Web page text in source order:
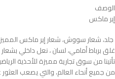
الوصف
إير ماكس
جلد، شعار سووش، شعار إير ماكس
غلق برباط أمامي، لسان ، نعل داخلي
تأتينا من سوق تجارية مميزة للأحذية
من جميع أنحاء العالم، والتي يصعب